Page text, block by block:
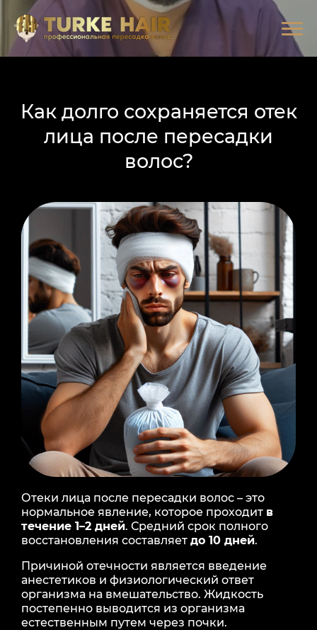
Как долго сохраняется отек
лица после пересадки
волос?
Отеки лица после пересадки волос – это
нормальное явление, которое проходит в
течение 1–2 дней. Средний срок полного
восстановления составляет до 10 дней.
Причиной отечности является введение
анестетиков и физиологический ответ
организма на вмешательство. Жидкость
постепенно выводится из организма
естественным путем через почки.